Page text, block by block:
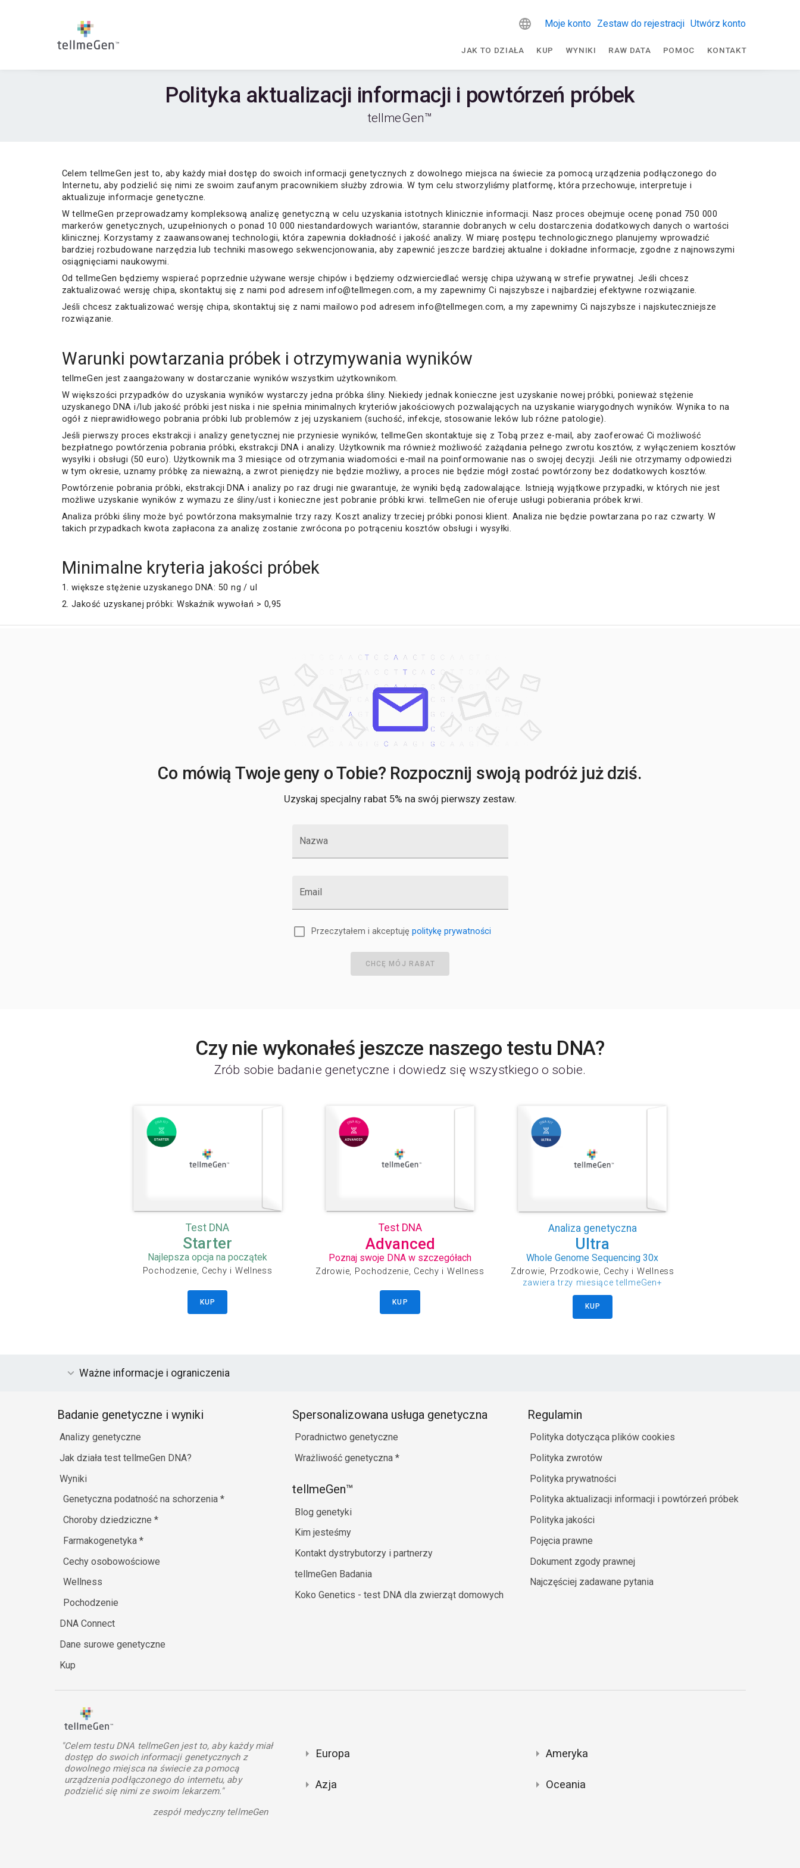
Moje konto Zestaw do rejestracji Utwórz konto
JAK TO DZIAŁA KUP WYNIKI RAW DATA POMOC KONTAKT
Polityka aktualizacji informacji i powtórzeń próbek
tellmeGen™
Celem tellmeGen jest to, aby każdy miał dostęp do swoich informacji genetycznych z dowolnego miejsca na świecie za pomocą urządzenia podłączonego do
Internetu, aby podzielić się nimi ze swoim zaufanym pracownikiem służby zdrowia. W tym celu stworzyliśmy platformę, która przechowuje, interpretuje i
aktualizuje informacje genetyczne.
W tellmeGen przeprowadzamy kompleksową analizę genetyczną w celu uzyskania istotnych klinicznie informacji. Nasz proces obejmuje ocenę ponad 750 000
markerów genetycznych, uzupełnionych o ponad 10 000 niestandardowych wariantów, starannie dobranych w celu dostarczenia dodatkowych danych o wartości
klinicznej. Korzystamy z zaawansowanej technologii, która zapewnia dokładność i jakość analizy. W miarę postępu technologicznego planujemy wprowadzić
bardziej rozbudowane narzędzia lub techniki masowego sekwencjonowania, aby zapewnić jeszcze bardziej aktualne i dokładne informacje, zgodne z najnowszymi
osiągnięciami naukowymi.
Od tellmeGen będziemy wspierać poprzednie używane wersje chipów i będziemy odzwierciedlać wersję chipa używaną w strefie prywatnej. Jeśli chcesz
zaktualizować wersję chipa, skontaktuj się z nami pod adresem info@tellmegen.com, a my zapewnimy Ci najszybsze i najbardziej efektywne rozwiązanie.
Jeśli chcesz zaktualizować wersję chipa, skontaktuj się z nami mailowo pod adresem info@tellmegen.com, a my zapewnimy Ci najszybsze i najskuteczniejsze
rozwiązanie.
Warunki powtarzania próbek i otrzymywania wyników
tellmeGen jest zaangażowany w dostarczanie wyników wszystkim użytkownikom.
W większości przypadków do uzyskania wyników wystarczy jedna próbka śliny. Niekiedy jednak konieczne jest uzyskanie nowej próbki, ponieważ stężenie
uzyskanego DNA i/lub jakość próbki jest niska i nie spełnia minimalnych kryteriów jakościowych pozwalających na uzyskanie wiarygodnych wyników. Wynika to na
ogół z nieprawidłowego pobrania próbki lub problemów z jej uzyskaniem (suchość, infekcje, stosowanie leków lub różne patologie).
Jeśli pierwszy proces ekstrakcji i analizy genetycznej nie przyniesie wyników, tellmeGen skontaktuje się z Tobą przez e-mail, aby zaoferować Ci możliwość
bezpłatnego powtórzenia pobrania próbki, ekstrakcji DNA i analizy. Użytkownik ma również możliwość zażądania pełnego zwrotu kosztów, z wyłączeniem kosztów
wysyłki i obsługi (50 euro). Użytkownik ma 3 miesiące od otrzymania wiadomości e-mail na poinformowanie nas o swojej decyzji. Jeśli nie otrzymamy odpowiedzi
w tym okresie, uznamy próbkę za nieważną, a zwrot pieniędzy nie będzie możliwy, a proces nie będzie mógł zostać powtórzony bez dodatkowych kosztów.
Powtórzenie pobrania próbki, ekstrakcji DNA i analizy po raz drugi nie gwarantuje, że wyniki będą zadowalające. Istnieją wyjątkowe przypadki, w których nie jest
możliwe uzyskanie wyników z wymazu ze śliny/ust i konieczne jest pobranie próbki krwi. tellmeGen nie oferuje usługi pobierania próbek krwi.
Analiza próbki śliny może być powtórzona maksymalnie trzy razy. Koszt analizy trzeciej próbki ponosi klient. Analiza nie będzie powtarzana po raz czwarty. W
takich przypadkach kwota zapłacona za analizę zostanie zwrócona po potrąceniu kosztów obsługi i wysyłki.
Minimalne kryteria jakości próbek
1. większe stężenie uzyskanego DNA: 50 ng / ul
2. Jakość uzyskanej próbki: Wskaźnik wywołań > 0,95
Co mówią Twoje geny o Tobie? Rozpocznij swoją podróż już dziś.
Uzyskaj specjalny rabat 5% na swój pierwszy zestaw.
Nazwa
Email
Przeczytałem i akceptuję politykę prywatności
CHCĘ MÓJ RABAT
Czy nie wykonałeś jeszcze naszego testu DNA?
Zrób sobie badanie genetyczne i dowiedz się wszystkiego o sobie.
Test DNA
Starter
Najlepsza opcja na początek
Pochodzenie, Cechy i Wellness
KUP
Test DNA
Advanced
Poznaj swoje DNA w szczegółach
Zdrowie, Pochodzenie, Cechy i Wellness
KUP
Analiza genetyczna
Ultra
Whole Genome Sequencing 30x
Zdrowie, Przodkowie, Cechy i Wellness
zawiera trzy miesiące tellmeGen+
KUP
Ważne informacje i ograniczenia
Badanie genetyczne i wyniki
Analizy genetyczne
Jak działa test tellmeGen DNA?
Wyniki
Genetyczna podatność na schorzenia *
Choroby dziedziczne *
Farmakogenetyka *
Cechy osobowościowe
Wellness
Pochodzenie
DNA Connect
Dane surowe genetyczne
Kup
Spersonalizowana usługa genetyczna
Poradnictwo genetyczne
Wrażliwość genetyczna *
tellmeGen™
Blog genetyki
Kim jesteśmy
Kontakt dystrybutorzy i partnerzy
tellmeGen Badania
Koko Genetics - test DNA dla zwierząt domowych
Regulamin
Polityka dotycząca plików cookies
Polityka zwrotów
Polityka prywatności
Polityka aktualizacji informacji i powtórzeń próbek
Polityka jakości
Pojęcia prawne
Dokument zgody prawnej
Najczęściej zadawane pytania
"Celem testu DNA tellmeGen jest to, aby każdy miał
dostęp do swoich informacji genetycznych z
dowolnego miejsca na świecie za pomocą
urządzenia podłączonego do internetu, aby
podzielić się nimi ze swoim lekarzem."
zespół medyczny tellmeGen
Europa
Azja
Ameryka
Oceania